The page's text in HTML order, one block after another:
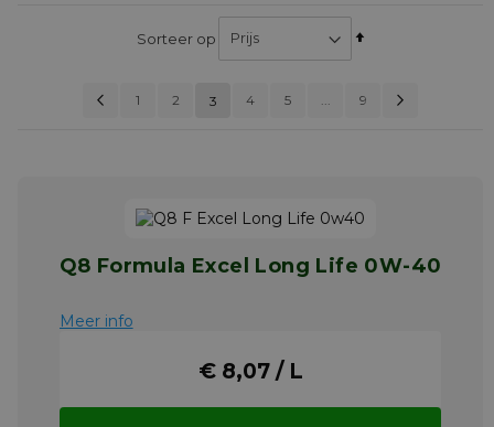
Sorteer op
Van
laag
PAGINAPagina
Vorige Pagina
1 Pagina
2 U lees momenteel pagina
3 Pagina
4 5 ... 9
Q8 Formula Excel Long Life 0W-40
Meer info
€ 8,07 / L